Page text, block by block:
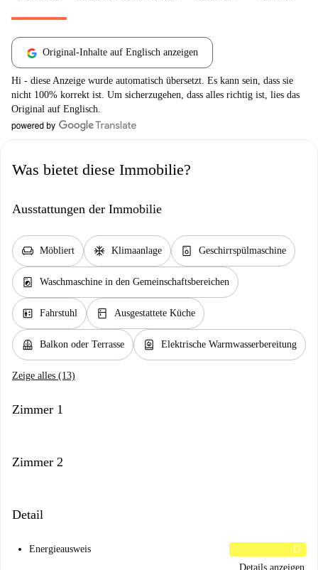
Original-Inhalte auf Englisch anzeigen
Hi - diese Anzeige wurde automatisch übersetzt. Es kann sein, dass sie
nicht 100% korrekt ist. Um sicherzugehen, dass alles richtig ist, lies das
Original auf Englisch.
Was bietet diese Immobilie?
Ausstattungen der Immobilie
chair Möbliert ac_unit Klimaanlage dishwasher_gen Geschirrspülmaschine
local_laundry_service Waschmaschine in den Gemeinschaftsbereichen
elevator Fahrstuhl kitchen Ausgestattete Küche
balcony Balkon oder Terrasse water_heater Elektrische Warmwasserbereitung
Zeige alles (13)
Zimmer 1
Zimmer 2
Detail
Energieausweis
D
Details anzeigen